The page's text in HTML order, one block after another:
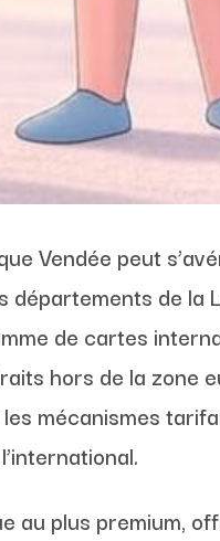
Vendée peut
départements de la
de cartes
hors de la zone
mécanismes
au plus premium,